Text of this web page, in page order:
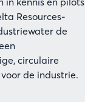
Resources-
de
circulaire
de industrie.